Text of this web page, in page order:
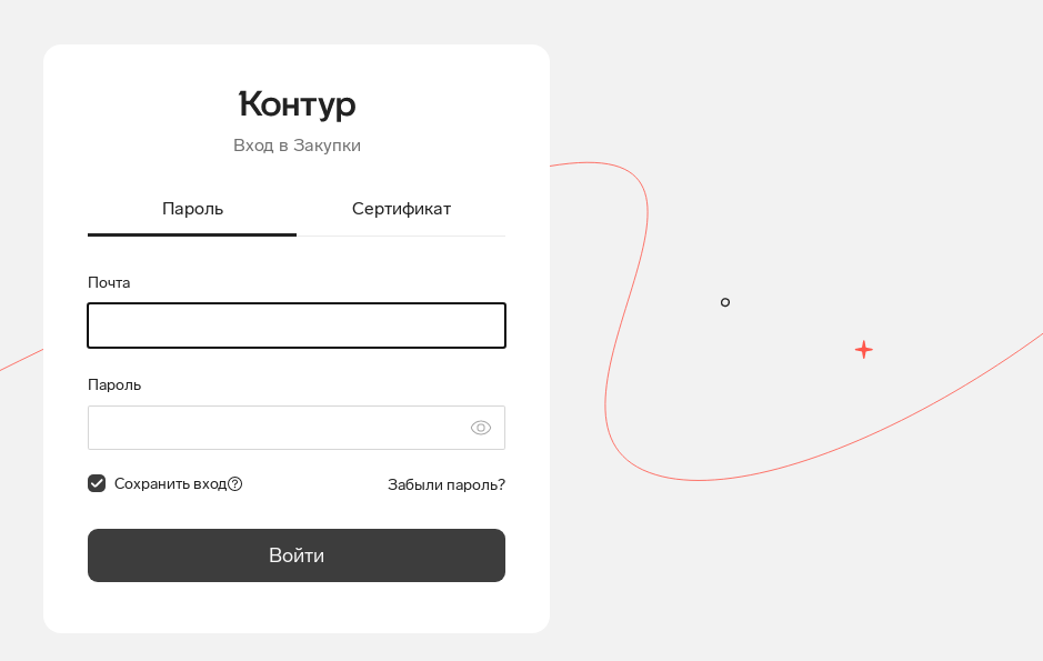
Вход в Закупки
Пароль Сертификат
Почта
Пароль
Сохранить вход Забыли пароль?
Войти